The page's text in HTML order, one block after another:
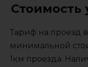
Стоимость
Тариф на проезд
минимальной
1км проезда.